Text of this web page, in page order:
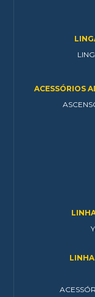
ACESSÓRIOS
LINHA